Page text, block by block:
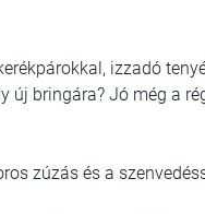
izzadó
új bringára? Jó még a
zúzás és a